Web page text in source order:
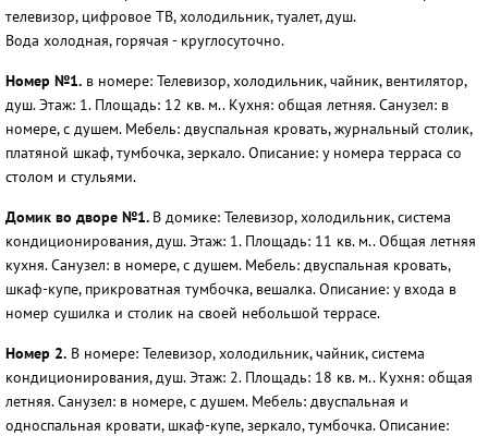
телевизор, цифровое ТВ, холодильник, туалет, душ.
Вода холодная, горячая - круглосуточно.
Номер №1. в номере: Телевизор, холодильник, чайник, вентилятор,
душ. Этаж: 1. Площадь: 12 кв. м.. Кухня: общая летняя. Санузел: в
номере, с душем. Мебель: двуспальная кровать, журнальный столик,
платяной шкаф, тумбочка, зеркало. Описание: у номера терраса со
столом и стульями.
Домик во дворе №1. В домике: Телевизор, холодильник, система
кондиционирования, душ. Этаж: 1. Площадь: 11 кв. м.. Общая летняя
кухня. Санузел: в номере, с душем. Мебель: двуспальная кровать,
шкаф-купе, прикроватная тумбочка, вешалка. Описание: у входа в
номер сушилка и столик на своей небольшой террасе.
Номер 2. В номере: Телевизор, холодильник, чайник, система
кондиционирования, душ. Этаж: 2. Площадь: 18 кв. м.. Кухня: общая
летняя. Санузел: в номере, с душем. Мебель: двуспальная и
односпальная кровати, шкаф-купе, зеркало, тумбочка. Описание: